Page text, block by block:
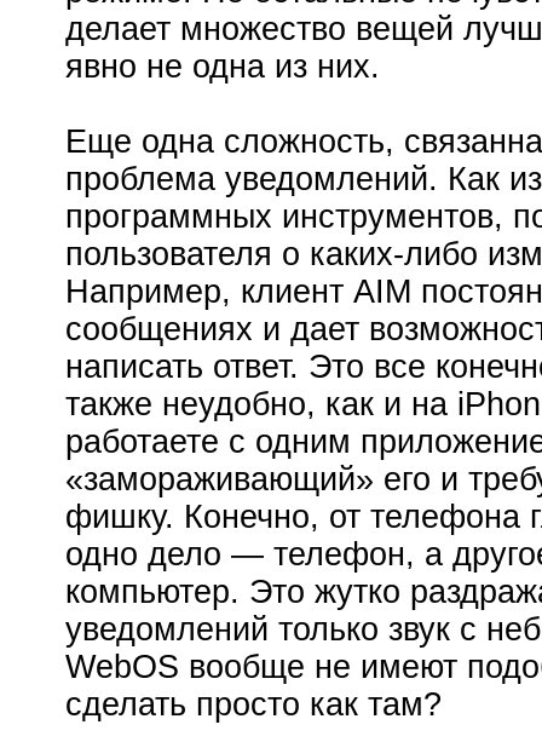
делает множество вещей
явно не одна из них.
Еще одна сложность,
проблема уведомлений. Как
программных инструментов,
пользователя о каких-либо
Например, клиент AIM
сообщениях и дает
написать ответ. Это все
также неудобно, как и на
работаете с одним
«замораживающий» его и
фишку. Конечно, от телефона
одно дело — телефон, а
компьютер. Это жутко
уведомлений только звук с
WebOS вообще не имеют
сделать просто как там?